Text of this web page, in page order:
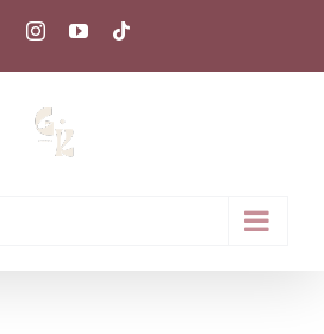
FacebookInstagramYouTube